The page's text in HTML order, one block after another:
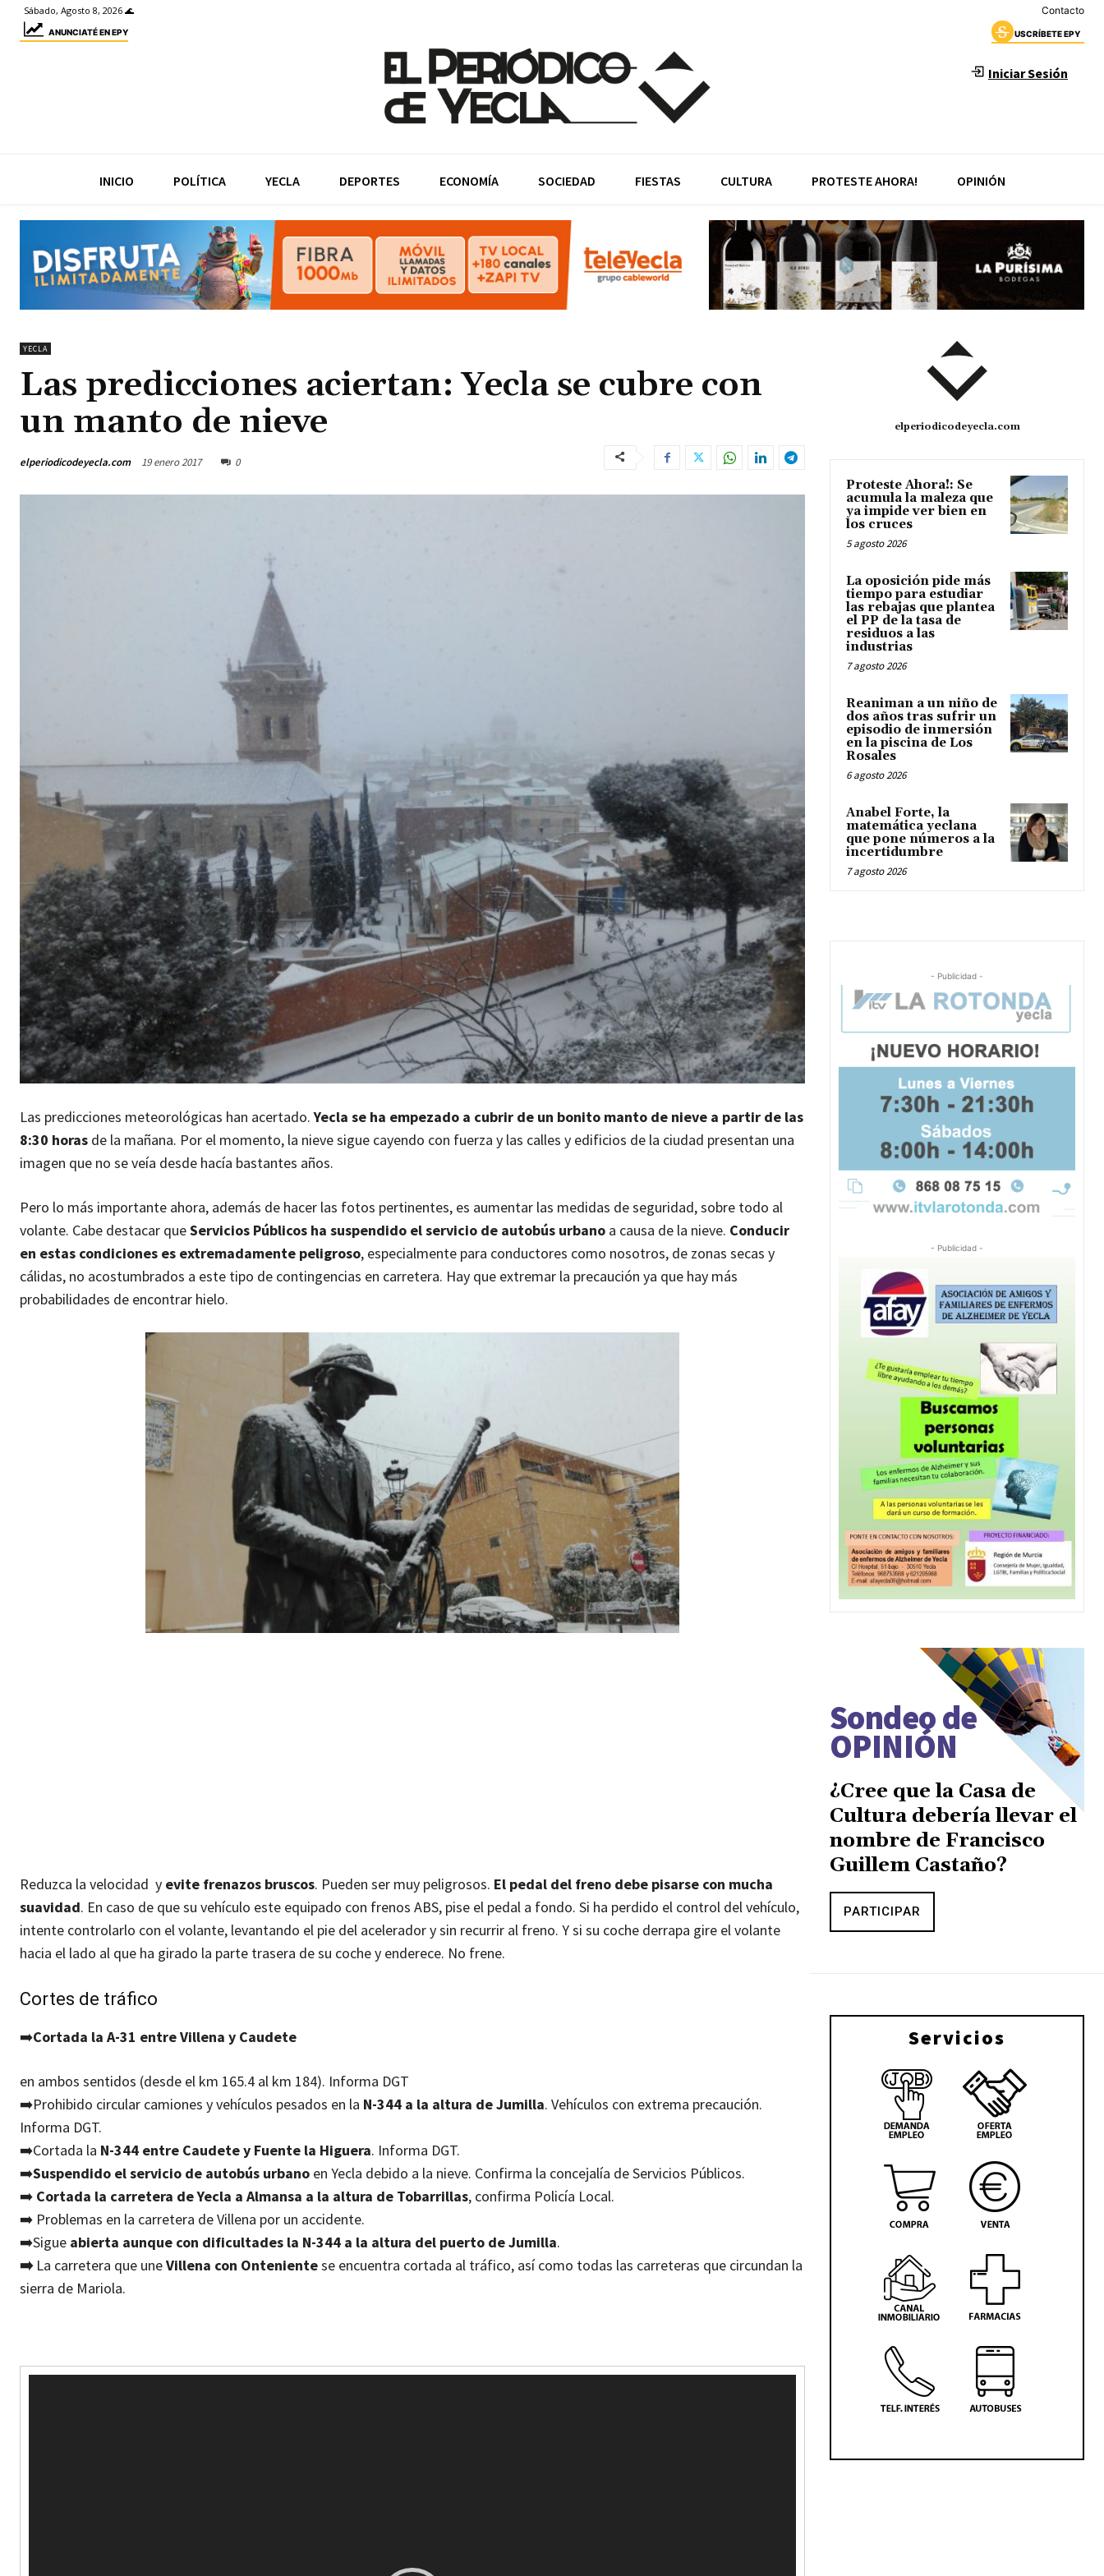
Sábado, Agosto 8, 2026 🌊 Contacto
ANUNCIATÉ EN EPY USCRÍBETE EPY
Iniciar Sesión
INICIO POLÍTICA YECLA DEPORTES ECONOMÍA SOCIEDAD FIESTAS CULTURA PROTESTE AHORA! OPINIÓN
YECLA
Las predicciones aciertan: Yecla se cubre con
un manto de nieve
elperiodicodeyecla.com 19 enero 2017 0
Las predicciones meteorológicas han acertado.Yecla se ha empezado a cubrir de un bonito manto de nieve a partir de las
8:30 horas de la mañana. Por el momento, la nieve sigue cayendo con fuerza y las calles y edificios de la ciudad presentan una
imagen que no se veía desde hacía bastantes años.
Pero lo más importante ahora, además de hacer las fotos pertinentes, es aumentar las medidas de seguridad, sobre todo al
volante. Cabe destacar queServicios Públicos ha suspendido el servicio de autobús urbano a causa de la nieve. Conducir
en estas condiciones es extremadamente peligroso, especialmente para conductores como nosotros, de zonas secas y
cálidas, no acostumbrados a este tipo de contingencias en carretera. Hay que extremar la precaución ya que hay más
probabilidades de encontrar hielo.
Reduzca la velocidad y evite frenazos bruscos. Pueden ser muy peligrosos. El pedal del freno debe pisarse con mucha
suavidad. En caso de que su vehículo este equipado con frenos ABS, pise el pedal a fondo. Si ha perdido el control del vehículo,
intente controlarlo con el volante, levantando el pie del acelerador y sin recurrir al freno. Y si su coche derrapa gire el volante
hacia el lado al que ha girado la parte trasera de su coche y enderece. No frene.
Cortes de tráfico
➡️Cortada la A-31 entre Villena y Caudete
en ambos sentidos (desde el km 165.4 al km 184). Informa DGT
➡️Prohibido circular camiones y vehículos pesados en la N-344 a la altura de Jumilla. Vehículos con extrema precaución.
Informa DGT.
➡️Cortada la N-344 entre Caudete y Fuente la Higuera. Informa DGT.
➡️Suspendido el servicio de autobús urbano en Yecla debido a la nieve. Confirma la concejalía de Servicios Públicos.
➡️ Cortada la carretera de Yecla a Almansa a la altura de Tobarrillas, confirma Policía Local.
➡️ Problemas en la carretera de Villena por un accidente.
➡️Sigue abierta aunque con dificultades la N-344 a la altura del puerto de Jumilla.
➡️ La carretera que uneVillena con Ontenientese encuentra cortada al tráfico, así como todas las carreteras que circundan la
sierra de Mariola.
elperiodicodeyecla.com
Proteste Ahora!: Se
acumula la maleza que
ya impide ver bien en
los cruces
5 agosto 2026
La oposición pide más
tiempo para estudiar
las rebajas que plantea
el PP de la tasa de
residuos a las
industrias
7 agosto 2026
Reaniman a un niño de
dos años tras sufrir un
episodio de inmersión
en la piscina de Los
Rosales
6 agosto 2026
Anabel Forte, la
matemática yeclana
que pone números a la
incertidumbre
7 agosto 2026
- Publicidad -
- Publicidad -
Sondeo de
OPINIÓN
¿Cree que la Casa de
Cultura debería llevar el
nombre de Francisco
Guillem Castaño?
PARTICIPAR
Servicios